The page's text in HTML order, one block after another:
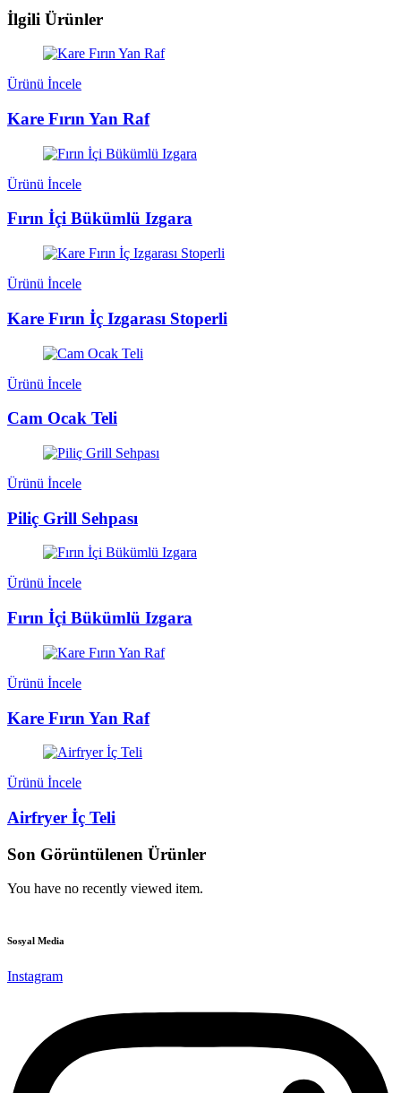
İlgili Ürünler
Ürünü İncele
Kare Fırın Yan Raf
Ürünü İncele
Fırın İçi Bükümlü Izgara
Ürünü İncele
Kare Fırın İç Izgarası Stoperli
Ürünü İncele
Cam Ocak Teli
Ürünü İncele
Piliç Grill Sehpası
Ürünü İncele
Fırın İçi Bükümlü Izgara
Ürünü İncele
Kare Fırın Yan Raf
Ürünü İncele
Airfryer İç Teli
Son Görüntülenen Ürünler
You have no recently viewed item.
Sosyal Media
Instagram